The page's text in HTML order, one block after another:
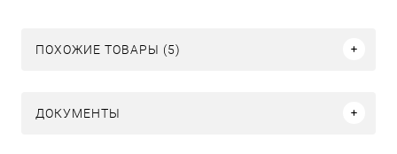
ПОХОЖИЕ ТОВАРЫ (5)
ДОКУМЕНТЫ